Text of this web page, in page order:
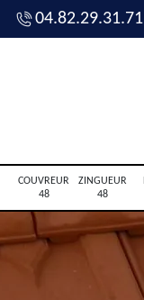
04.82.29.31.71
COUVREUR
48
ZINGUEUR
48